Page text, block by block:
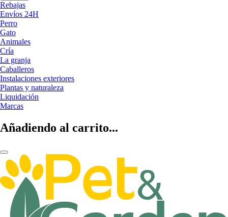
Rebajas
Envíos 24H
Perro
Gato
Animales
Cría
La granja
Caballeros
Instalaciones exteriores
Plantas y naturaleza
Liquidación
Marcas
Añadiendo al carrito...